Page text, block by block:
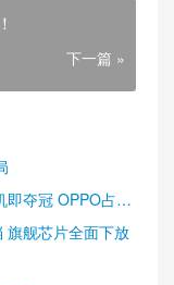
下一篇 »
即夺冠 OPPO占据
旗舰芯片全面下放